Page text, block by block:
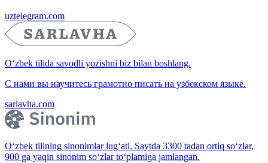
uztelegram.com
O‘zbek tilida savodli yozishni biz bilan boshlang.
С нами вы научитесь грамотно писать на узбекском языке.
sarlavha.com
O‘zbek tilining sinonimlar lug‘ati. Saytda 3300 tadan ortiq so‘zlar,
900 ga yaqin sinonim so‘zlar to‘plamiga jamlangan.